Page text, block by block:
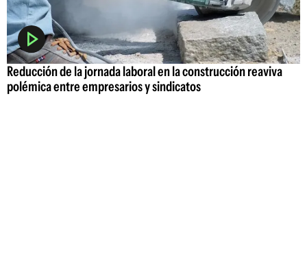
Reducción de la jornada laboral en la construcción reaviva
polémica entre empresarios y sindicatos